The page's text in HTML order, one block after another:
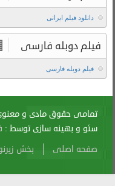
از آن پیگرد قانونی دارد.
Search Alexa